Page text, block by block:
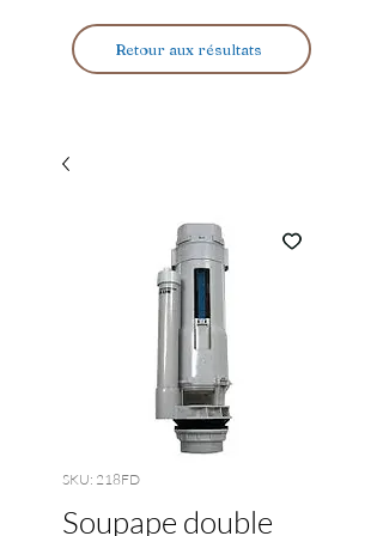
Retour aux résultats
SKU: 218FD
Soupape double